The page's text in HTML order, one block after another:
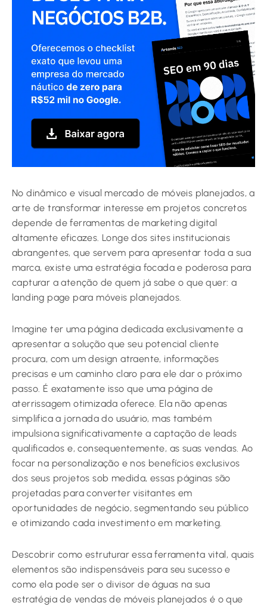
No dinâmico e visual mercado de móveis planejados, a
arte de transformar interesse em projetos concretos
depende de ferramentas de marketing digital
altamente eficazes. Longe dos sites institucionais
abrangentes, que servem para apresentar toda a sua
marca, existe uma estratégia focada e poderosa para
capturar a atenção de quem já sabe o que quer: a
landing page para móveis planejados.
Imagine ter uma página dedicada exclusivamente a
apresentar a solução que seu potencial cliente
procura, com um design atraente, informações
precisas e um caminho claro para ele dar o próximo
passo. É exatamente isso que uma página de
aterrissagem otimizada oferece. Ela não apenas
simplifica a jornada do usuário, mas também
impulsiona significativamente a captação de leads
qualificados e, consequentemente, as suas vendas. Ao
focar na personalização e nos benefícios exclusivos
dos seus projetos sob medida, essas páginas são
projetadas para converter visitantes em
oportunidades de negócio, segmentando seu público
e otimizando cada investimento em marketing.
Descobrir como estruturar essa ferramenta vital, quais
elementos são indispensáveis para seu sucesso e
como ela pode ser o divisor de águas na sua
estratégia de vendas de móveis planejados é o que